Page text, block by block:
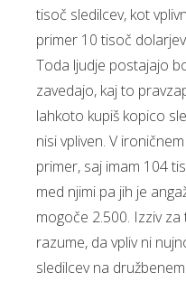
tisoč sledilcev, kot
primer 10 tisoč
Toda ljudje postajajo
zavedajo, kaj to
lahkoto kupiš kopico
nisi vpliven. V
primer, saj imam 104
med njimi pa jih je
mogoče 2.500. Izziv
razume, da vpliv ni
sledilcev na